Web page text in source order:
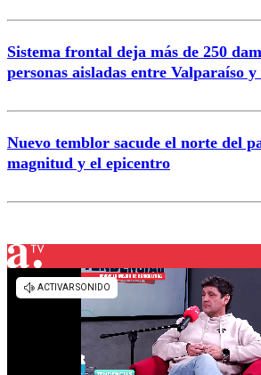
Sistema frontal deja más de 250
personas aisladas entre Valparaíso
Nuevo temblor sacude el norte del
magnitud y el epicentro